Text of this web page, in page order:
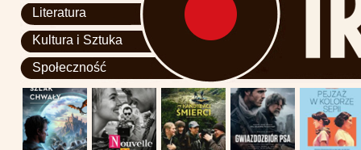
Literatura
Kultura i Sztuka
Społeczność